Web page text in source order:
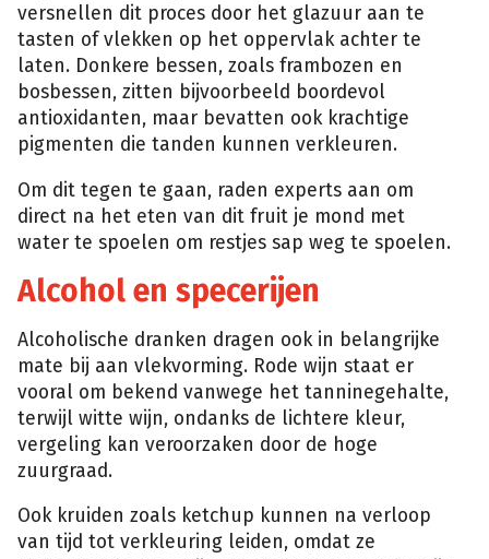
versnellen dit proces door het glazuur aan te
tasten of vlekken op het oppervlak achter te
laten. Donkere bessen, zoals frambozen en
bosbessen, zitten bijvoorbeeld boordevol
antioxidanten, maar bevatten ook krachtige
pigmenten die tanden kunnen verkleuren.
Om dit tegen te gaan, raden experts aan om
direct na het eten van dit fruit je mond met
water te spoelen om restjes sap weg te spoelen.
Alcohol en specerijen
Alcoholische dranken dragen ook in belangrijke
mate bij aan vlekvorming. Rode wijn staat er
vooral om bekend vanwege het tanninegehalte,
terwijl witte wijn, ondanks de lichtere kleur,
vergeling kan veroorzaken door de hoge
zuurgraad.
Ook kruiden zoals ketchup kunnen na verloop
van tijd tot verkleuring leiden, omdat ze